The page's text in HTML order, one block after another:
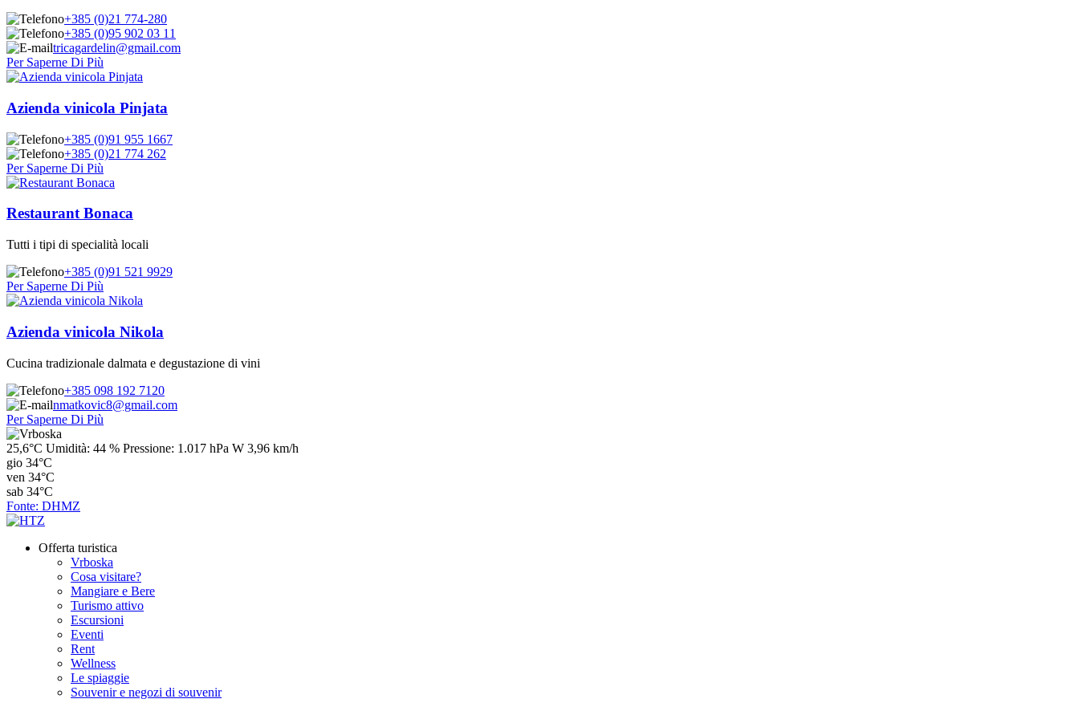
+385 (0)21 774-280
+385 (0)95 902 03 11
tricagardelin@gmail.com
Per Saperne Di Più
Azienda vinicola Pinjata
+385 (0)91 955 1667
+385 (0)21 774 262
Per Saperne Di Più
Restaurant Bonaca
Tutti i tipi di specialità locali
+385 (0)91 521 9929
Per Saperne Di Più
Azienda vinicola Nikola
Cucina tradizionale dalmata e degustazione di vini
+385 098 192 7120
nmatkovic8@gmail.com
Per Saperne Di Più
25,6°C Umidità: 44 % Pressione: 1.017 hPa W 3,96 km/h
gio 34°C
ven 34°C
sab 34°C
Fonte: DHMZ
Offerta turistica
Vrboska
Cosa visitare?
Mangiare e Bere
Turismo attivo
Escursioni
Eventi
Rent
Wellness
Le spiaggie
Souvenir e negozi di souvenir